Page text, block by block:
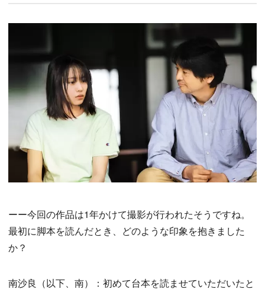
ーー今回の作品は1年かけて撮影が行われたそうですね。
最初に脚本を読んだとき、どのような印象を抱きました
か？
南沙良（以下、南）：初めて台本を読ませていただいたと